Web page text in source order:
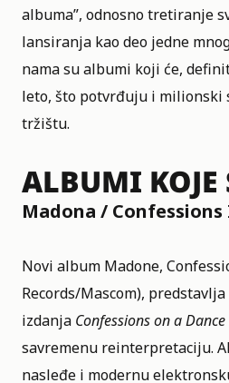
albuma”, odnosno tretiranje
lansiranja kao deo jedne
nama su albumi koji će,
leto, što potvrđuju i milionski
tržištu.
ALBUMI KOJE
Madona /
Novi album Madone,
Records/Mascom),
izdanja Confessions on a
savremenu reinterpretaciju.
nasleđe i modernu